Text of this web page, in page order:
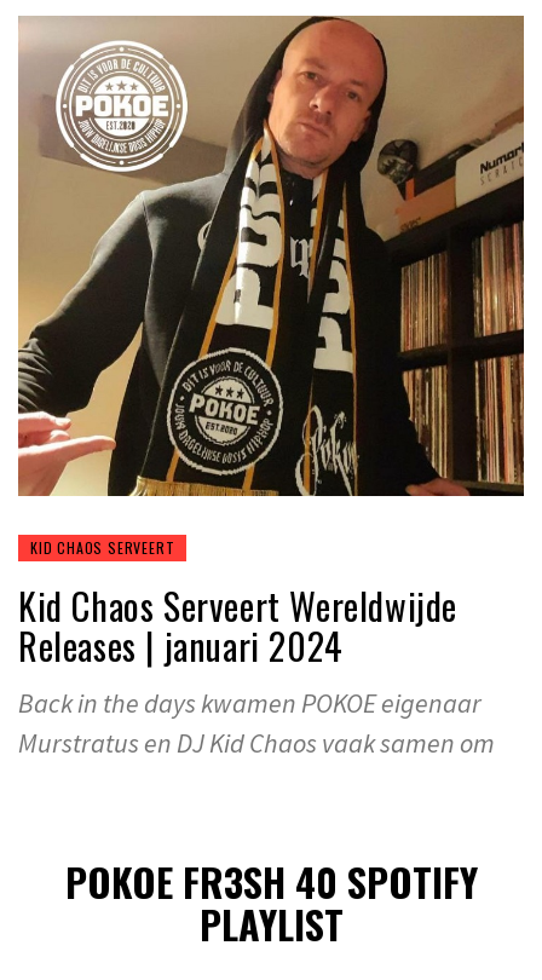
KID CHAOS SERVEERT
Kid Chaos Serveert Wereldwijde
Releases | januari 2024
Back in the days kwamen POKOE eigenaar
Murstratus en DJ Kid Chaos vaak samen om
POKOE FR3SH 40 SPOTIFY
PLAYLIST